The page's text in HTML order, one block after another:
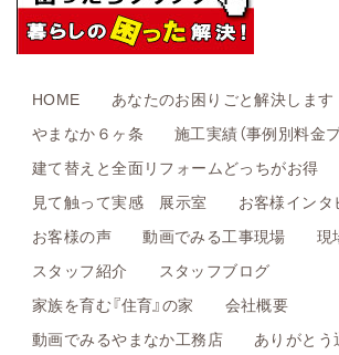
HOME
あなたのお困りごと解決します
やまなか６ヶ条
施工実績（事例別料金
建て替えと全面リフォームどっちがお得
見て触って実感 展示室
お客様インタ
お客様の声
動画でみる工事現場
現
スタッフ紹介
スタッフブログ
家族を育む『住育』の家
会社概要
動画でみるやまなか工務店
ありがとう